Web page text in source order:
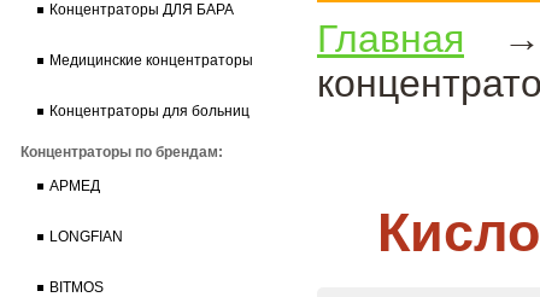
Концентраторы ДЛЯ БАРА
Медицинские концентраторы
Концентраторы для больниц
Концентраторы по брендам:
АРМЕД
LONGFIAN
BITMOS
Главная